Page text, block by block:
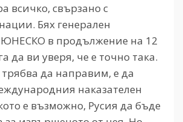
всичко, свързано с
Бях генерален
ЮНЕСКО в продължение на 12
да ви уверя, че е точно така.
да направим, е да
наказателен
е възможно, Русия да бъде